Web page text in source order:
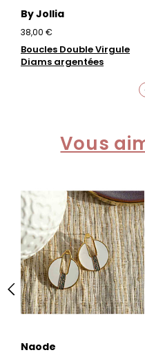
By Jollia
38,00 €
Boucles Double Virgule
Diams argentées
Vous
Naode